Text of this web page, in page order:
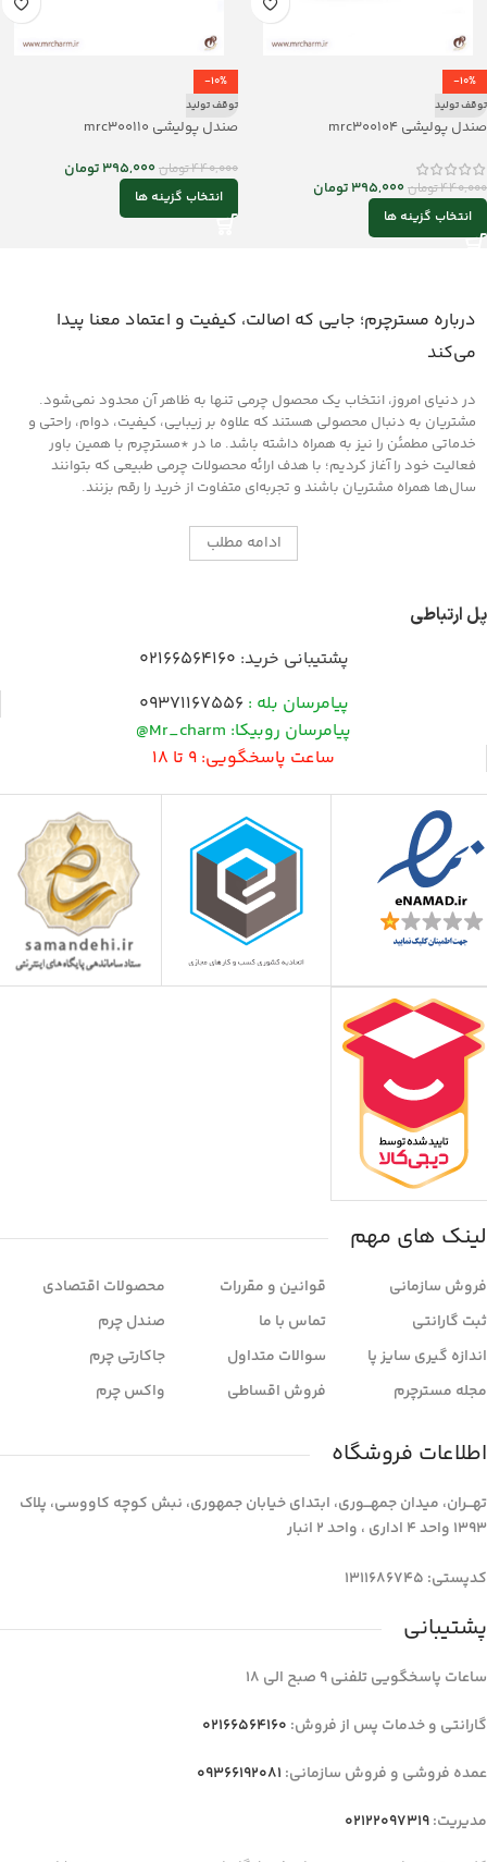
-10%
توقف تولید
صندل پولیشی mrc300104
440,000تومان395,000تومان
انتخاب گزینه ها
-10%
توقف تولید
صندل پولیشی mrc300110
440,000تومان395,000تومان
انتخاب گزینه ها
درباره مسترچرم؛ جایی که اصالت، کیفیت و اعتماد معنا پیدا
می‌کند
در دنیای امروز، انتخاب یک محصول چرمی تنها به ظاهر آن محدود نمی‌شود.
مشتریان به دنبال محصولی هستند که علاوه بر زیبایی، کیفیت، دوام، راحتی و
خدماتی مطمئن را نیز به همراه داشته باشد. ما در *مسترچرم با همین باور
فعالیت خود را آغاز کردیم؛ با هدف ارائه محصولات چرمی طبیعی که بتوانند
سال‌ها همراه مشتریان باشند و تجربه‌ای متفاوت از خرید را رقم بزنند.
ادامه مطلب
پل ارتباطی
پشتیبانی خرید: 02166564160
پیامرسان بله : 09371167556
پیامرسان روبیکا: Mr_charm@
ساعت پاسخگویی: 9 تا 18
لینک های مهم
فروش سازمانی
ثبت گارانتی
اندازه گیری سایز پا
مجله مسترچرم
قوانین و مقررات
تماس با ما
سوالات متداول
فروش اقساطی
محصولات اقتصادی
صندل چرم
جاکارتی چرم
واکس چرم
اطلاعات فروشگاه
تهـــران، میدان جمهـــوری، ابتدای خیابان جمهوری، نبش کوچه کاووسی، پلاک
1393 واحد 4 اداری ، واحد 2 انبار
کدپستی: 1311686745
پشتیبانی
ساعات پاسخگویی تلفنی 9 صبح الی 18
گارانتی و خدمات پس از فروش: 02166564160
عمده فروشی و فروش سازمانی: 09366192081
مدیریت:02122097319